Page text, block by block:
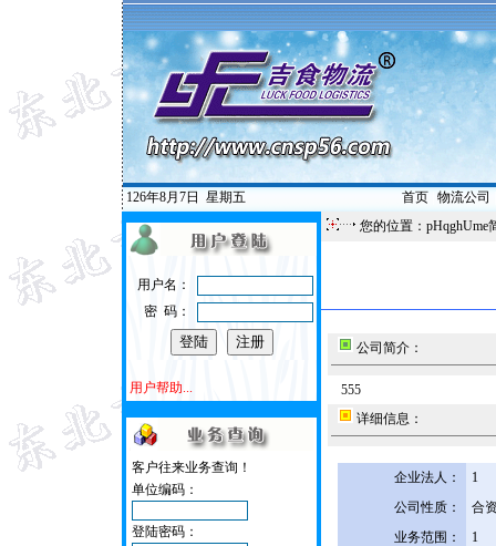
126年8月7日 星期五 首页| 物流公司
用户名：
密 码：
用户帮助...
客户往来业务查询！
单位编码：
登陆密码：
您的位置：pHqghUme
公司简介：
555
详细信息：
企业法人：
1
公司性质：
合
业务范围：
1